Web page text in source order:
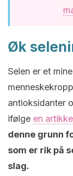
Øk
Selen er et
antioksidanter
ifølge en
denne grunn
som er rik på
slag.